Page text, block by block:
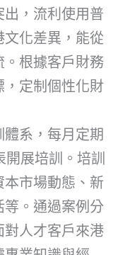
，流利使用普
化差異，能從
根據客戶財務
定制個性化財
系，每月定期
展培訓。培訓
市場動態、新
。通過案例分
人才客戶來港